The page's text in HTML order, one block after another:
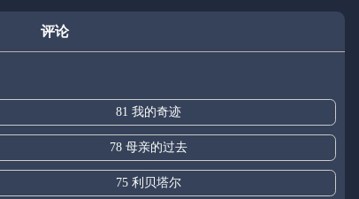
评论
81 我的奇迹
78 母亲的过去
75 利贝塔尔